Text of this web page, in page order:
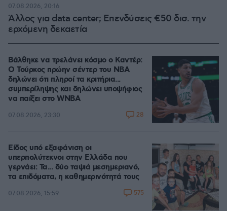
Άλλος για data center; Επενδύσεις €50 δισ. την
ερχόμενη δεκαετία
07.08.2026, 20:16
Βάλθηκε να τρελάνει κόσμο ο Καντέρ:
Ο Τούρκος πρώην σέντερ του NBA
δηλώνει ότι πληροί τα κριτήρια...
συμπερίληψης και δηλώνει υποψήφιος
να παίξει στο WNBA
07.08.2026, 23:30 28
Είδος υπό εξαφάνιση οι
υπερπολύτεκνοι στην Ελλάδα που
γερνάει: Τα... δύο ταψιά μεσημεριανό,
τα επιδόματα, η καθημερινότητά τους
07.08.2026, 15:59 575